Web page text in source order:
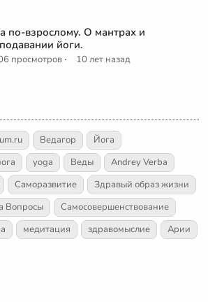
по-взрослому. О мантрах и
йоги.
просмотров · 10 лет назад
Ведагор
Йога
yoga Веды
Andrey Verba
Саморазвитие
Здравый образ жизни
Вопросы
Самосовершенствование
медитация здравомыслие
Арии